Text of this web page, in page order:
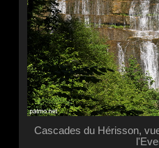
Cascades du Hérisson,